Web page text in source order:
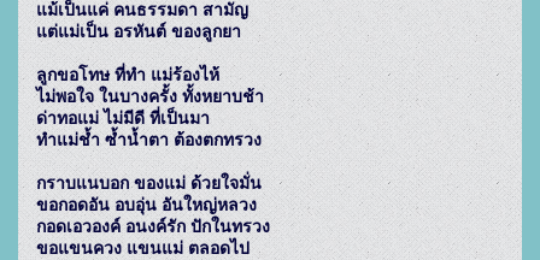
แม้เป็นแค่ คนธรรมดา สามัญ
แต่แม่เป็น อรหันต์ ของลูกยา
ลูกขอโทษ ที่ทำ แม่ร้องไห้
ไม่พอใจ ในบางครั้ง ทั้งหยาบช้า
ด่าทอแม่ ไม่มีดี ที่เป็นมา
ทำแม่ช้ำ ซ้ำน้ำตา ต้องตกทรวง
กราบแนบอก ของแม่ ด้วยใจมั่น
ขอกอดอัน อบอุ่น อันใหญ่หลวง
กอดเอวองค์ อนงค์รัก ปักในทรวง
ขอแขนควง แขนแม่ ตลอดไป